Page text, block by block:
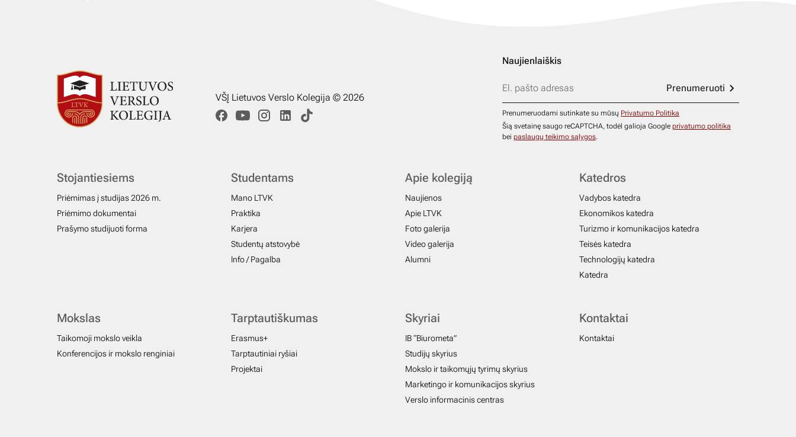
VŠĮ Lietuvos Verslo Kolegija © 2026
Naujienlaiškis
Prenumeruoti
Prenumeruodami sutinkate su mūsų Privatumo Politika
Šią svetainę saugo reCAPTCHA, todėl galioja Google privatumo politika
bei paslaugų teikimo sąlygos.
Stojantiesiems
Priėmimas į studijas 2026 m.
Priėmimo dokumentai
Prašymo studijuoti forma
Studentams
Mano LTVK
Praktika
Karjera
Studentų atstovybė
Info / Pagalba
Apie kolegiją
Naujienos
Apie LTVK
Foto galerija
Video galerija
Alumni
Katedros
Vadybos katedra
Ekonomikos katedra
Turizmo ir komunikacijos katedra
Teisės katedra
Technologijų katedra
Katedra
Mokslas
Taikomoji mokslo veikla
Konferencijos ir mokslo renginiai
Tarptautiškumas
Erasmus+
Tarptautiniai ryšiai
Projektai
Skyriai
IB “Biurometa”
Studijų skyrius
Mokslo ir taikomųjų tyrimų skyrius
Marketingo ir komunikacijos skyrius
Verslo informacinis centras
Kontaktai
Kontaktai